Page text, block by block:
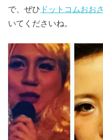
で、ぜひ ドットコムおお
いてくださいね。